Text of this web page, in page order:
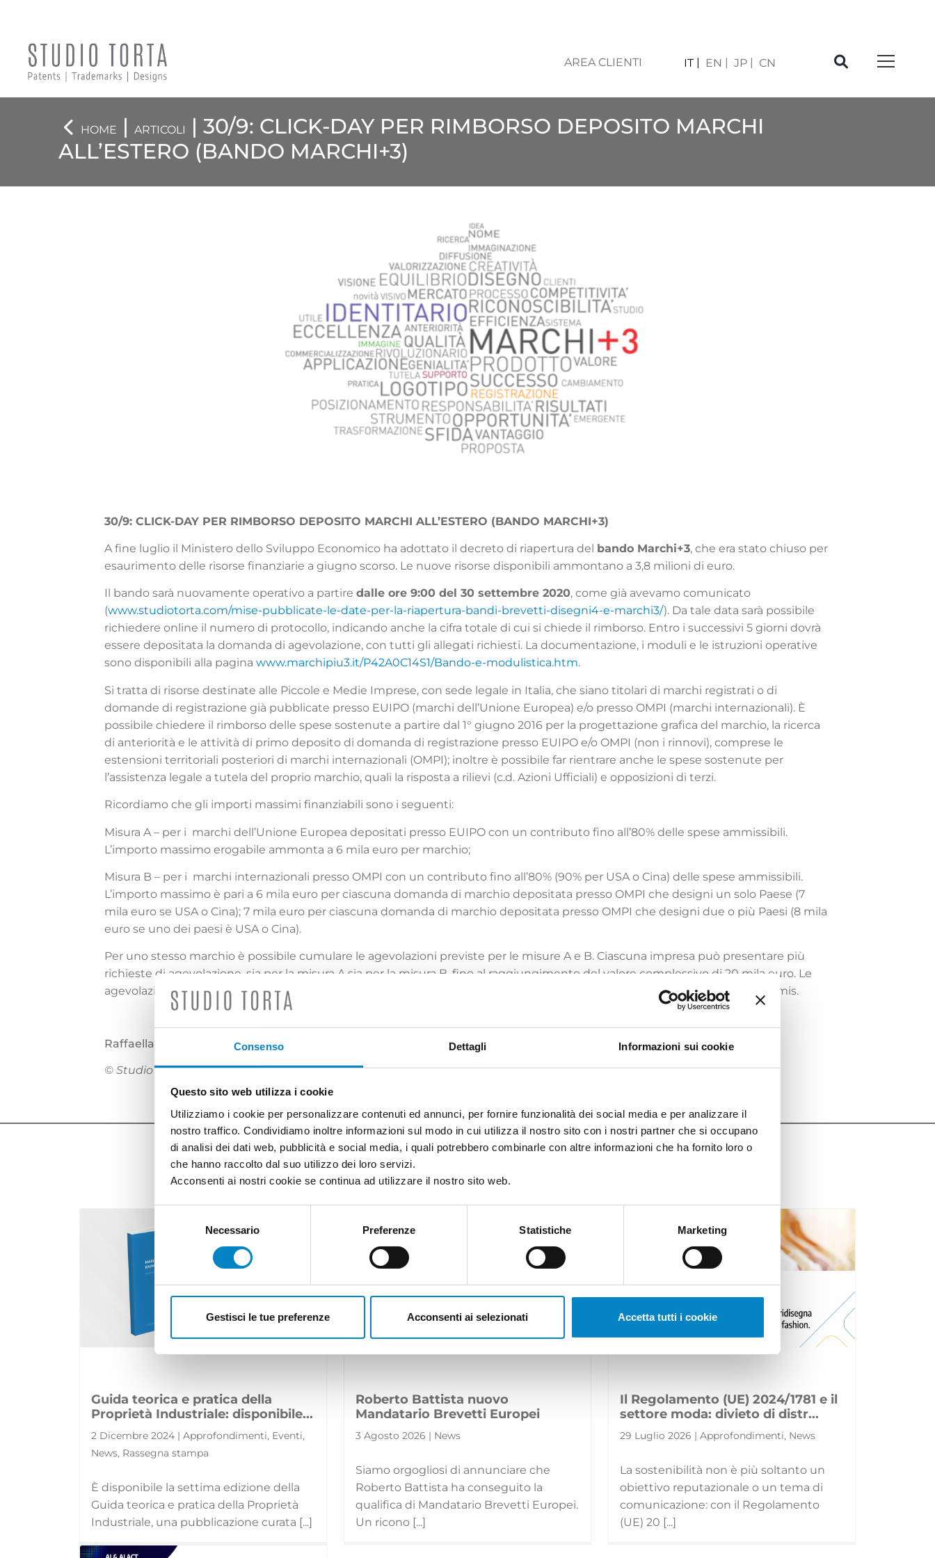
Consenso Dettagli Informazioni sui cookie
Questo sito web utilizza i cookie
Utilizziamo i cookie per personalizzare contenuti ed annunci, per fornire funzionalità dei social media e per analizzare il
nostro traffico. Condividiamo inoltre informazioni sul modo in cui utilizza il nostro sito con i nostri partner che si occupano
di analisi dei dati web, pubblicità e social media, i quali potrebbero combinarle con altre informazioni che ha fornito loro o
che hanno raccolto dal suo utilizzo dei loro servizi.
Acconsenti ai nostri cookie se continua ad utilizzare il nostro sito web.
del
Necessario Preferenze Statistiche Marketing
Gestisci le tue preferenze Acconsenti ai selezionati Accetta tutti i cookie
AREA CLIENTI IT EN JP CN
HOME | ARTICOLI
| 30/9: CLICK-DAY PER RIMBORSO DEPOSITO MARCHI
ALL’ESTERO (BANDO MARCHI+3)
30/9: CLICK-DAY PER RIMBORSO DEPOSITO MARCHI ALL’ESTERO (BANDO MARCHI+3)
A fine luglio il Ministero dello Sviluppo Economico ha adottato il decreto di riapertura del bando Marchi+3, che era stato chiuso per
esaurimento delle risorse finanziarie a giugno scorso. Le nuove risorse disponibili ammontano a 3,8 milioni di euro.
Il bando sarà nuovamente operativo a partire dalle ore 9:00 del 30 settembre 2020, come già avevamo comunicato
(www.studiotorta.com/mise-pubblicate-le-date-per-la-riapertura-bandi-brevetti-disegni4-e-marchi3/). Da tale data sarà possibile
richiedere online il numero di protocollo, indicando anche la cifra totale di cui si chiede il rimborso. Entro i successivi 5 giorni dovrà
essere depositata la domanda di agevolazione, con tutti gli allegati richiesti. La documentazione, i moduli e le istruzioni operative
sono disponibili alla pagina www.marchipiu3.it/P42A0C14S1/Bando-e-modulistica.htm.
Si tratta di risorse destinate alle Piccole e Medie Imprese, con sede legale in Italia, che siano titolari di marchi registrati o di
domande di registrazione già pubblicate presso EUIPO (marchi dell’Unione Europea) e/o presso OMPI (marchi internazionali). È
possibile chiedere il rimborso delle spese sostenute a partire dal 1° giugno 2016 per la progettazione grafica del marchio, la ricerca
di anteriorità e le attività di primo deposito di domanda di registrazione presso EUIPO e/o OMPI (non i rinnovi), comprese le
estensioni territoriali posteriori di marchi internazionali (OMPI); inoltre è possibile far rientrare anche le spese sostenute per
l’assistenza legale a tutela del proprio marchio, quali la risposta a rilievi (c.d. Azioni Ufficiali) e opposizioni di terzi.
Ricordiamo che gli importi massimi finanziabili sono i seguenti:
Misura A – per i marchi dell’Unione Europea depositati presso EUIPO con un contributo fino all’80% delle spese ammissibili.
L’importo massimo erogabile ammonta a 6 mila euro per marchio;
Misura B – per i marchi internazionali presso OMPI con un contributo fino all’80% (90% per USA o Cina) delle spese ammissibili.
L’importo massimo è pari a 6 mila euro per ciascuna domanda di marchio depositata presso OMPI che designi un solo Paese (7
mila euro se USA o Cina); 7 mila euro per ciascuna domanda di marchio depositata presso OMPI che designi due o più Paesi (8 mila
euro se uno dei paesi è USA o Cina).
Per uno stesso marchio è possibile cumulare le agevolazioni previste per le misure A e B. Ciascuna impresa può presentare più
richieste di agevolazione, sia per la misura A sia per la misura B, fino al raggiungimento del valore complessivo di 20 mila euro. Le
agevolazioni non sono cumulabili, per le stesse spese ammissibili, con altri aiuti di Stato o aiuti concessi in regime de minimis.
Raffaella Barbuto
© Studio Torta (riproduzione vietata)
ULTIME NOTIZIE
Guida teorica e pratica della
Proprietà Industriale: disponibile...
2 Dicembre 2024 | Approfondimenti, Eventi,
News, Rassegna stampa
È disponibile la settima edizione della
Guida teorica e pratica della Proprietà
Industriale, una pubblicazione curata [...]
Roberto Battista nuovo
Mandatario Brevetti Europei
3 Agosto 2026 | News
Siamo orgogliosi di annunciare che
Roberto Battista ha conseguito la
qualifica di Mandatario Brevetti Europei.
Un ricono [...]
Il Regolamento (UE) 2024/1781 e il
settore moda: divieto di distr...
29 Luglio 2026 | Approfondimenti, News
La sostenibilità non è più soltanto un
obiettivo reputazionale o un tema di
comunicazione: con il Regolamento
(UE) 20 [...]